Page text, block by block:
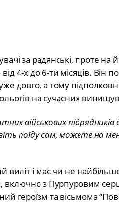
за радянські, проте на
4-х до 6-ти місяців. Він
довго, а тому
на сучасних
військових підрядників
поїду сам, можете на
і має чи не
включно з Пурпуровим
героїзм та вісьмома